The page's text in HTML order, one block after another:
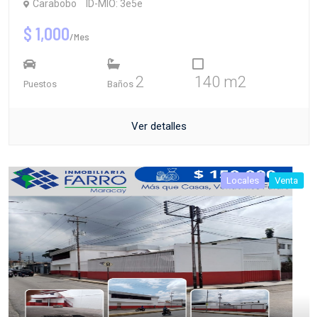
Carabobo ID-MIO: 3e5e
$ 1,000/Mes
Puestos Baños 2 140 m2
Ver detalles
Locales Venta